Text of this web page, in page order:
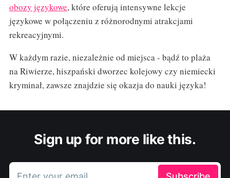
obozy językowe, które oferują intensywne lekcje
językowe w połączeniu z różnorodnymi atrakcjami
rekreacyjnymi.
W każdym razie, niezależnie od miejsca - bądź to plaża
na Riwierze, hiszpański dworzec kolejowy czy niemiecki
kryminał, zawsze znajdzie się okazja do nauki języka!
Sign up for more like this.